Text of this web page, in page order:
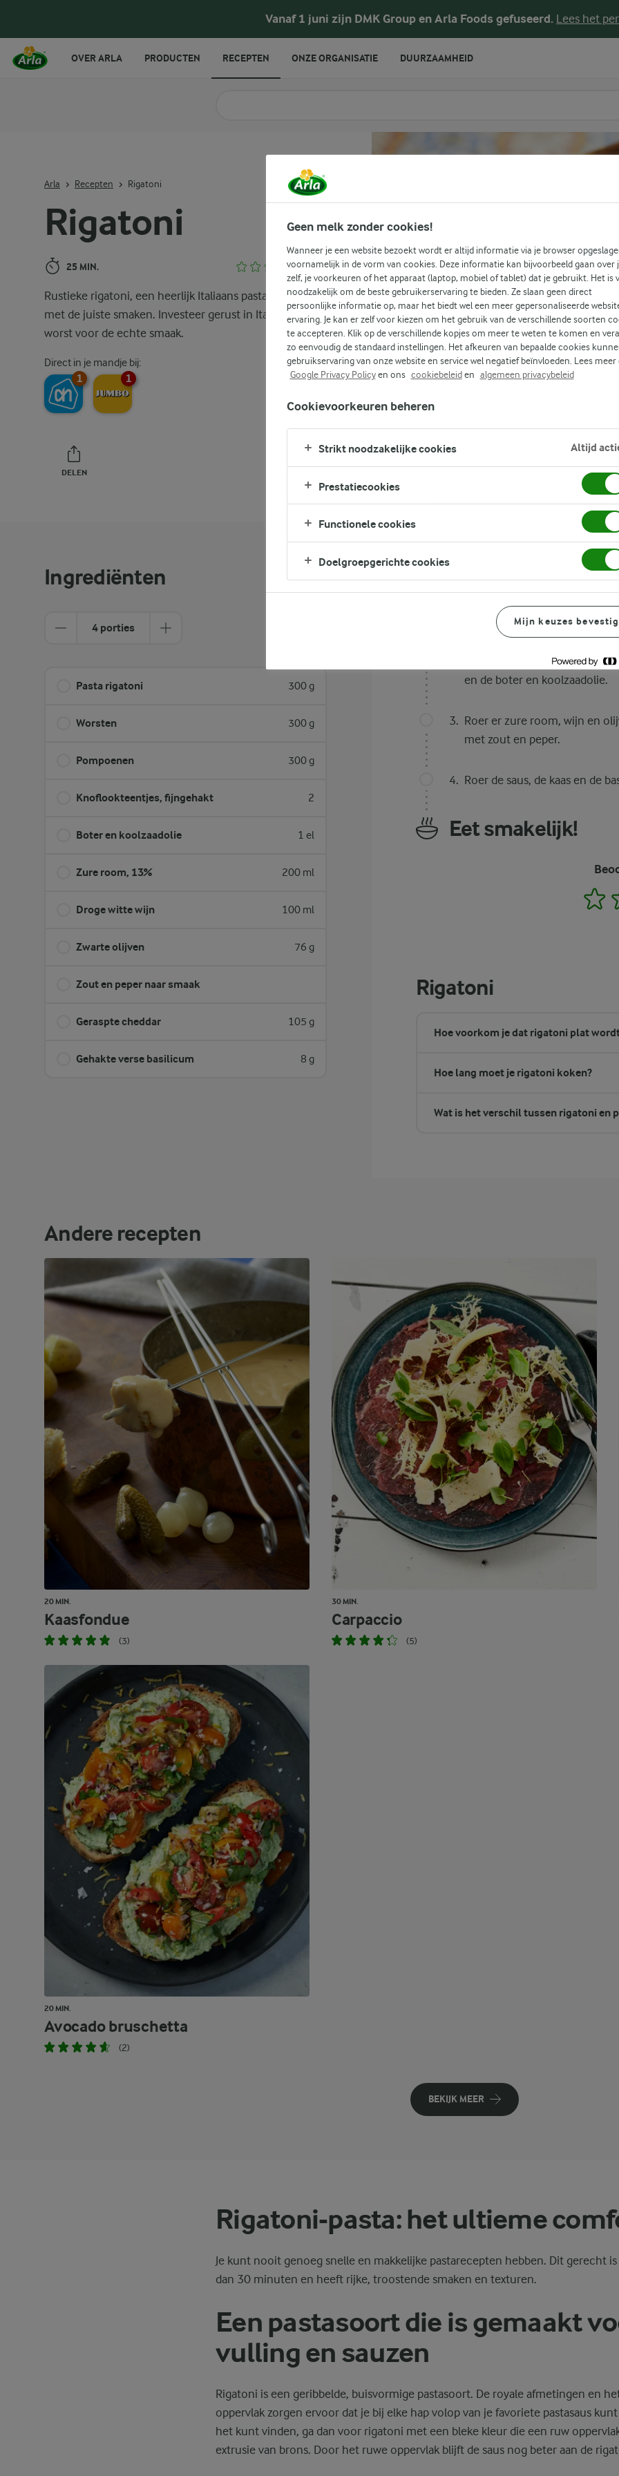
Vanaf 1 juni zijn DMK Group en Arla Foods gefuseerd. Lees het
Rigatoni
25 MIN. (0)
Rustieke rigatoni, een heerlijk Italiaans pastagerecht
met de juiste smaken. Investeer gerust in Italiaanse
worst voor de echte smaak.
Direct in je mandje bij:
1 1
DELEN
Arla Recepten Rigatoni
Ingrediënten
4 porties
Pasta rigatoni 300 g
Worsten 300 g
Pompoenen 300 g
Knoflookteentjes, fijngehakt 2
Boter en koolzaadolie 1 el
Zure room, 13% 200 ml
Droge witte wijn 100 ml
Zwarte olijven 76 g
Zout en peper naar smaak
Geraspte cheddar 105 g
Gehakte verse basilicum 8 g
Bereidingswijze
Kook de pasta volgens de
Snijd de worst en de
en de boter en koolzaadolie.
Roer er zure room, wijn en
met zout en peper.
Roer de saus, de kaas en de
Eet smakelijk!
1
Rigatoni
Hoe voorkom je dat rigatoni plat
Hoe lang moet je rigatoni koken?
Wat is het verschil tussen rigatoni en
Andere recepten
20 MIN.
Kaasfondue
(3)
30 MIN.
Carpaccio
(5)
20 MIN.
Avocado bruschetta
(2)
BEKIJK MEER
Rigatoni-pasta: het ultieme
Je kunt nooit genoeg snelle en makkelijke pastarecepten hebben. Dit gerecht
dan 30 minuten en heeft rijke, troostende smaken en texturen.
Een pastasoort die is gemaakt
vulling en sauzen
Rigatoni is een geribbelde, buisvormige pastasoort. De royale afmetingen en
oppervlak zorgen ervoor dat je bij elke hap volop van je favoriete pastasaus
het kunt vinden, ga dan voor rigatoni met een bleke kleur die een ruw
extrusie van brons. Door het ruwe oppervlak blijft de saus nog beter aan de
OVER ARLA PRODUCTEN RECEPTEN ONZE ORGANISATIE DUURZAAMHEID
Geen melk zonder cookies!
Wanneer je een website bezoekt wordt er altijd informatie via je browser
voornamelijk in de vorm van cookies. Deze informatie kan bijvoorbeeld gaan over
zelf, je voorkeuren of het apparaat (laptop, mobiel of tablet) dat je gebruikt. Het is
noodzakelijk om de beste gebruikerservaring te bieden. Ze slaan geen direct
persoonlijke informatie op, maar het biedt wel een meer gepersonaliseerde
ervaring. Je kan er zelf voor kiezen om het gebruik van de verschillende soorten
te accepteren. Klik op de verschillende kopjes om meer te weten te komen en
zo eenvoudig de standaard instellingen. Het afkeuren van bepaalde cookies
gebruikservaring van onze website en service wel negatief beïnvloeden. Lees meer
Google Privacy Policyen ons cookiebeleiden algemeen privacybeleid
Cookievoorkeuren beheren
Strikt noodzakelijke cookies Altijd
Prestatiecookies
Functionele cookies
Doelgroepgerichte cookies
Mijn keuzes